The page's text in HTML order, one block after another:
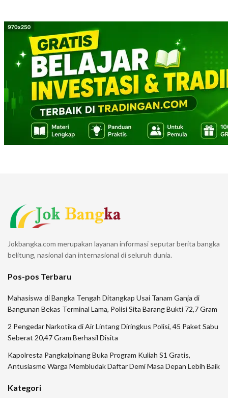
Jokbangka.com merupakan layanan informasi seputar berita bangka
belitung, nasional dan internasional di seluruh dunia.
Pos-pos Terbaru
Mahasiswa di Bangka Tengah Ditangkap Usai Tanam Ganja di
Bangunan Bekas Terminal Lama, Polisi Sita Barang Bukti 72,7 Gram
2 Pengedar Narkotika di Air Lintang Diringkus Polisi, 45 Paket Sabu
Seberat 20,47 Gram Berhasil Disita
Kapolresta Pangkalpinang Buka Program Kuliah S1 Gratis,
Antusiasme Warga Membludak Daftar Demi Masa Depan Lebih Baik
Kategori